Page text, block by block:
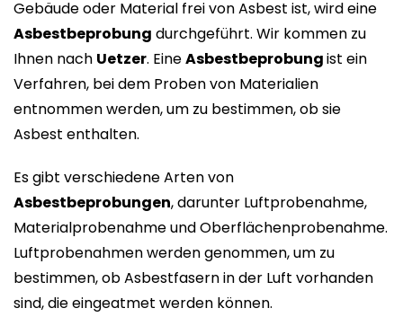
Gebäude oder Material frei von Asbest ist, wird eine
Asbestbeprobung durchgeführt. Wir kommen zu
Ihnen nach Uetzer. EineAsbestbeprobungist ein
Verfahren, bei dem Proben von Materialien
entnommen werden, um zu bestimmen, ob sie
Asbest enthalten.
Es gibt verschiedene Arten von
Asbestbeprobungen, darunter Luftprobenahme,
Materialprobenahme und Oberflächenprobenahme.
Luftprobenahmen werden genommen, um zu
bestimmen, ob Asbestfasern in der Luft vorhanden
sind, die eingeatmet werden können.